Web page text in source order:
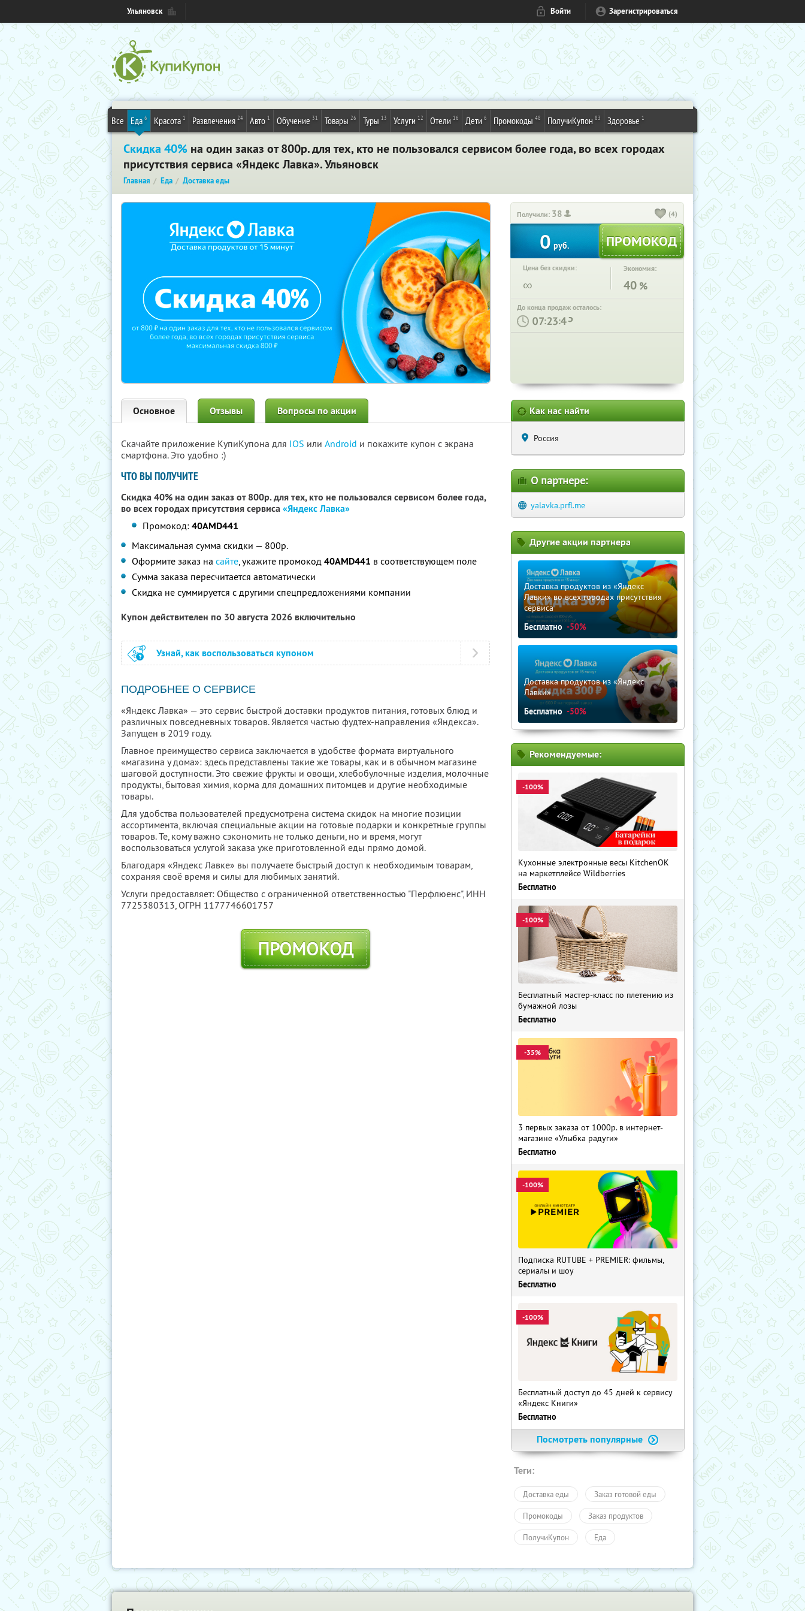
Ульяновск Войти Зарегистрироваться
Все Еда 6 Красота 1 Развлечения 24 Авто 1 Обучение 31 Товары 26 Туры 13 Услуги 12 Отели 16 Дети 6 Промокоды 48 ПолучиКупон 83 Здоровье 1
Скидка 40% на один заказ от 800р. для тех, кто не пользовался сервисом более года, во всех городах
присутствия сервиса «Яндекс Лавка». Ульяновск
Главная Еда Доставка еды
Получили: 38 (4)
0 руб.
Цена без скидки:
∞
Экономия:
40 %
До конца продаж осталось:
: :
Основное Отзывы Вопросы по акции
Скачайте приложение КупиКупона для IOS или Android и покажите купон с экрана
смартфона. Это удобно :)
ЧТО ВЫ ПОЛУЧИТЕ
Скидка 40% на один заказ от 800р. для тех, кто не пользовался сервисом более года,
во всех городах присутствия сервиса«Яндекс Лавка»
Промокод:40AMD441
Максимальная сумма скидки — 800р.
Оформите заказ на сайте, укажите промокод 40AMD441 в соответствующем поле
Сумма заказа пересчитается автоматически
Скидка не суммируется с другими спецпредложениями компании
Купон действителен по 30 августа 2026 включительно
Узнай, как воспользоваться купоном
ПОДРОБНЕЕ О СЕРВИСЕ
«Яндекс Лавка» — это сервис быстрой доставки продуктов питания, готовых блюд и
различных повседневных товаров. Является частью фудтех-направления «Яндекса».
Запущен в 2019 году.
Главное преимущество сервиса заключается в удобстве формата виртуального
«магазина у дома»: здесь представлены такие же товары, как и в обычном магазине
шаговой доступности. Это свежие фрукты и овощи, хлебобулочные изделия, молочные
продукты, бытовая химия, корма для домашних питомцев и другие необходимые
товары.
Для удобства пользователей предусмотрена система скидок на многие позиции
ассортимента, включая специальные акции на готовые подарки и конкретные группы
товаров. Те, кому важно сэкономить не только деньги, но и время, могут
воспользоваться услугой заказа уже приготовленной еды прямо домой.
Благодаря «Яндекс Лавке» вы получаете быстрый доступ к необходимым товарам,
сохраняя своё время и силы для любимых занятий.
Услуги предоставляет: Общество с ограниченной ответственностью "Перфлюенс", ИНН
7725380313, ОГРН 1177746601757
ПРОМОКОД
Как нас найти
Россия
О партнере:
yalavka.prfl.me
Другие акции партнера
Доставка продуктов из «Яндекс
Лавки» во всех городах присутствия
сервиса
Бесплатно -50%
Доставка продуктов из «Яндекс
Лавки»
Бесплатно -50%
Рекомендуемые:
-100%
Кухонные электронные весы KitchenOK
на маркетплейсе Wildberries
Бесплатно
-100%
Бесплатный мастер-класс по плетению из
бумажной лозы
Бесплатно
-35%
3 первых заказа от 1000р. в интернет-
магазине «Улыбка радуги»
Бесплатно
-100%
Подписка RUTUBE + PREMIER: фильмы,
сериалы и шоу
Бесплатно
-100%
Бесплатный доступ до 45 дней к сервису
«Яндекс Книги»
Бесплатно
Посмотреть популярные
Теги:
Доставка еды Заказ готовой еды
Промокоды Заказ продуктов
ПолучиКупон Еда